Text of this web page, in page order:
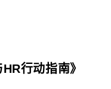
行动指南》